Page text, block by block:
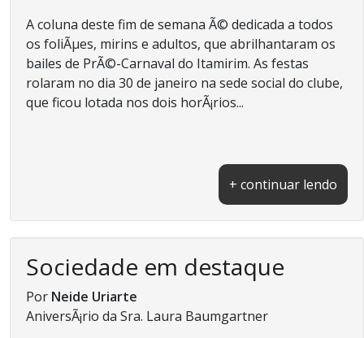
A coluna deste fim de semana Ã© dedicada a todos
os foliÃµes, mirins e adultos, que abrilhantaram os
bailes de PrÃ©-Carnaval do Itamirim. As festas
rolaram no dia 30 de janeiro na sede social do clube,
que ficou lotada nos dois horÃ¡rios...
+ continuar lendo
Sociedade em destaque
Por Neide Uriarte
AniversÃ¡rio da Sra. Laura Baumgartner